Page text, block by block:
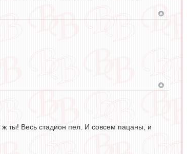
ж ты! Весь стадион пел. И совсем пацаны, и